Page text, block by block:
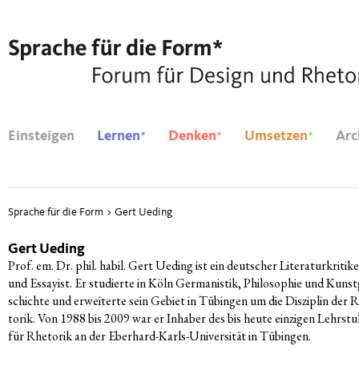
Einsteigen Lernen* Denken* Umsetzen*
Sprache für die Form > Gert Ueding
Gert Ueding
Prof. em. Dr. phil. habil. Gert Ueding ist ein deut­scher
und Essay­ist. Er stu­dier­te in Köln Ger­ma­nis­tik, Phi­lo­so­phie und
schich­te und erwei­ter­te sein Gebiet in Tübin­gen um die Dis­zi­plin der
to­rik. Von 1988 bis 2009 war er Inha­ber des bis heu­te ein­zi­gen
für Rhe­to­rik an der Eber­hard-Karls-Uni­ver­si­tät in Tübingen.